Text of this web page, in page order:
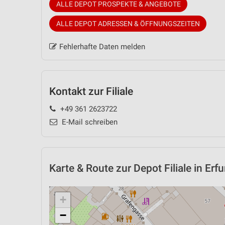
ALLE DEPOT PROSPEKTE & ANGEBOTE
ALLE DEPOT ADRESSEN & ÖFFNUNGSZEITEN
Fehlerhafte Daten melden
Kontakt zur Filiale
+49 361 2623722
E-Mail schreiben
Karte & Route zur Depot Filiale in
+
−